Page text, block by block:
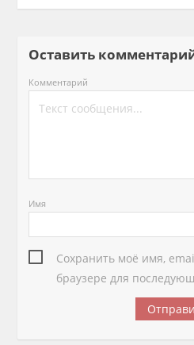
Оставить
Комментарий
Имя
Сохранить моё имя,
браузере для